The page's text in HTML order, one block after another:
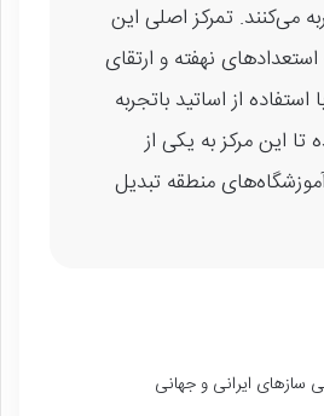
می‌کنند. تمرکز اصلی این
نهفته و ارتقای
از اساتید باتجربه
این مرکز به یکی از
منطقه تبدیل
ایرانی و جهانی